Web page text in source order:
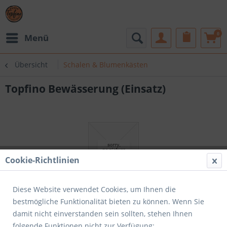
Menü 0
Übersicht Schalen & Blumenkästen
Topfino Bewässerung (Einsatz)
Cookie-Richtlinien
Diese Website verwendet Cookies, um Ihnen die
bestmögliche Funktionalität bieten zu können. Wenn Sie
damit nicht einverstanden sein sollten, stehen Ihnen